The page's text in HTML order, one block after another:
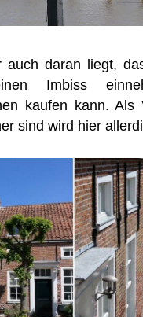
auch daran liegt,
Imbiss
kaufen kann. Als
sind wird hier